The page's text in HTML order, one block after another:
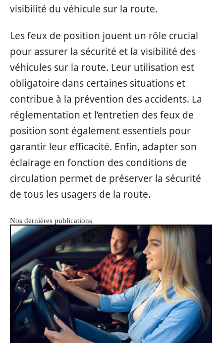
visibilité du véhicule sur la route.
Les feux de position jouent un rôle crucial
pour assurer la sécurité et la visibilité des
véhicules sur la route. Leur utilisation est
obligatoire dans certaines situations et
contribue à la prévention des accidents. La
réglementation et l’entretien des feux de
position sont également essentiels pour
garantir leur efficacité. Enfin, adapter son
éclairage en fonction des conditions de
circulation permet de préserver la sécurité
de tous les usagers de la route.
Nos dernières publications